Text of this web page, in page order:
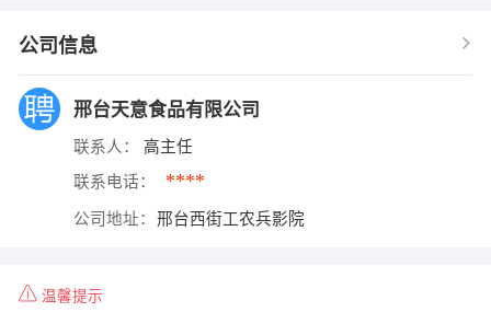
公司信息
邢台天意食品有限公司
联系人： 高主任
联系电话： ****
公司地址： 邢台西街工农兵影院
温馨提示